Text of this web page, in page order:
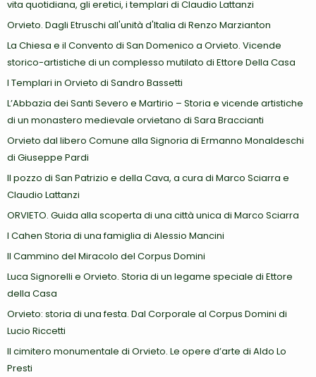
vita quotidiana, gli eretici, i templari di Claudio Lattanzi
Orvieto. Dagli Etruschi all'unità d'Italia di Renzo Marzianton
La Chiesa e il Convento di San Domenico a Orvieto. Vicende
storico-artistiche di un complesso mutilato di Ettore Della Casa
I Templari in Orvieto di Sandro Bassetti
L’Abbazia dei Santi Severo e Martirio – Storia e vicende artistiche
di un monastero medievale orvietano di Sara Braccianti
Orvieto dal libero Comune alla Signoria di Ermanno Monaldeschi
di Giuseppe Pardi
Il pozzo di San Patrizio e della Cava, a cura di Marco Sciarra e
Claudio Lattanzi
ORVIETO. Guida alla scoperta di una città unica di Marco Sciarra
I Cahen Storia di una famiglia di Alessio Mancini
Il Cammino del Miracolo del Corpus Domini
Luca Signorelli e Orvieto. Storia di un legame speciale di Ettore
della Casa
Orvieto: storia di una festa. Dal Corporale al Corpus Domini di
Lucio Riccetti
Il cimitero monumentale di Orvieto. Le opere d’arte di Aldo Lo
Presti